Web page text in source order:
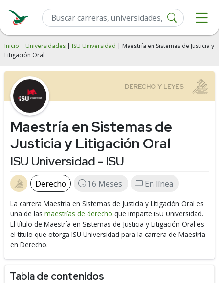
Inicio | Universidades | ISU Universidad | Maestría en Sistemas de Justicia y
Litigación Oral
Maestría en Sistemas de
Justicia y Litigación Oral
ISU Universidad - ISU
Derecho 16 Meses En línea
La carrera Maestría en Sistemas de Justicia y Litigación Oral es
una de las maestrías de derecho que imparte ISU Universidad.
El título de Maestría en Sistemas de Justicia y Litigación Oral es
el título que otorga ISU Universidad para la carrera de Maestría
en Derecho.
Tabla de contenidos